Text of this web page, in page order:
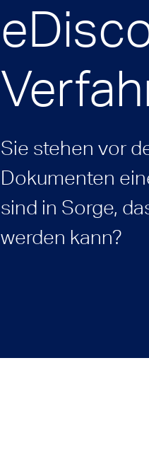
Sie stehen vor
Dokumenten
sind in Sorge,
werden kann?